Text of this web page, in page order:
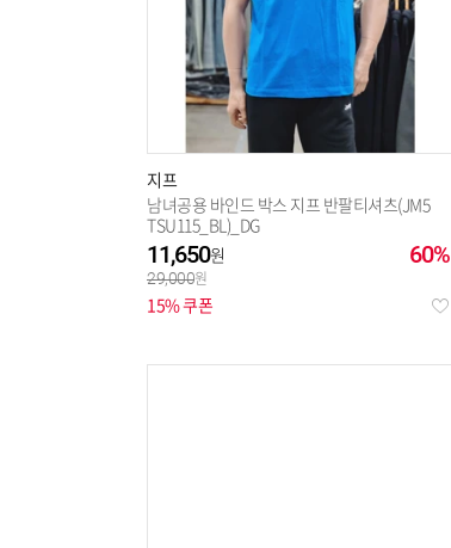
지프
남녀공용 바인드 박스 지프 반팔티셔츠(JM5
TSU115_BL)_DG
60%
11,650
29,000
15% 쿠폰